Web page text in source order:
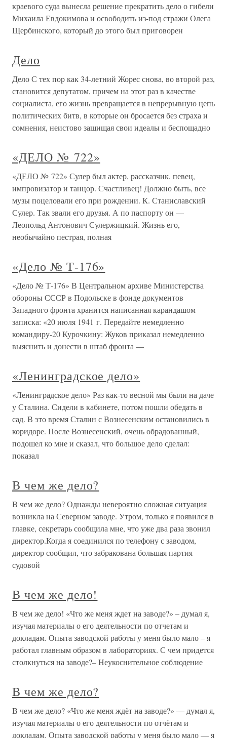
краевого суда вынесла решение прекратить дело о гибели
Михаила Евдокимова и освободить из-под стражи Олега
Щербинского, который до этого был приговорен
Дело
Дело С тех пор как 34-летний Жорес снова, во второй раз,
становится депутатом, причем на этот раз в качестве
социалиста, его жизнь превращается в непрерывную цепь
политических битв, в которые он бросается без страха и
сомнения, неистово защищая свои идеалы и беспощадно
«ДЕЛО № 722»
«ДЕЛО № 722» Сулер был актер, рассказчик, певец,
импровизатор и танцор. Счастливец! Должно быть, все
музы поцеловали его при рождении. К. Станиславский
Сулер. Так звали его друзья. А по паспорту он —
Леопольд Антонович Сулержицкий. Жизнь его,
необычайно пестрая, полная
«Дело № Т-176»
«Дело № Т-176» В Центральном архиве Министерства
обороны СССР в Подольске в фонде документов
Западного фронта хранится написанная карандашом
записка: «20 июля 1941 г. Передайте немедленно
командиру-20 Курочкину: Жуков приказал немедленно
выяснить и донести в штаб фронта —
«Ленинградское дело»
«Ленинградское дело» Раз как-то весной мы были на даче
у Сталина. Сидели в кабинете, потом пошли обедать в
сад. В это время Сталин с Вознесенским остановились в
коридоре. После Вознесенский, очень обрадованный,
подошел ко мне и сказал, что большое дело сделал:
показал
В чем же дело?
В чем же дело? Однажды невероятно сложная ситуация
возникла на Северном заводе. Утром, только я появился в
главке, секретарь сообщила мне, что уже два раза звонил
директор.Когда я соединился по телефону с заводом,
директор сообщил, что забракована большая партия
судовой
В чем же дело!
В чем же дело! «Что же меня ждет на заводе?» – думал я,
изучая материалы о его деятельности по отчетам и
докладам. Опыта заводской работы у меня было мало – я
работал главным образом в лабораториях. С чем придется
столкнуться на заводе?– Неукоснительное соблюдение
В чем же дело?
В чем же дело? «Что же меня ждёт на заводе?» — думал я,
изучая материалы о его деятельности по отчётам и
докладам. Опыта заводской работы у меня было мало — я